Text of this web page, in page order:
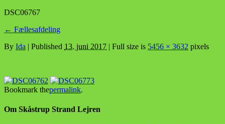
DSC06767
← Fællesafdeling
By Ida | Published 13. juni 2017 | Full size is 5456 × 3632 pixels
Bookmark thepermalink.
Om Skåstrup Strand Lejren